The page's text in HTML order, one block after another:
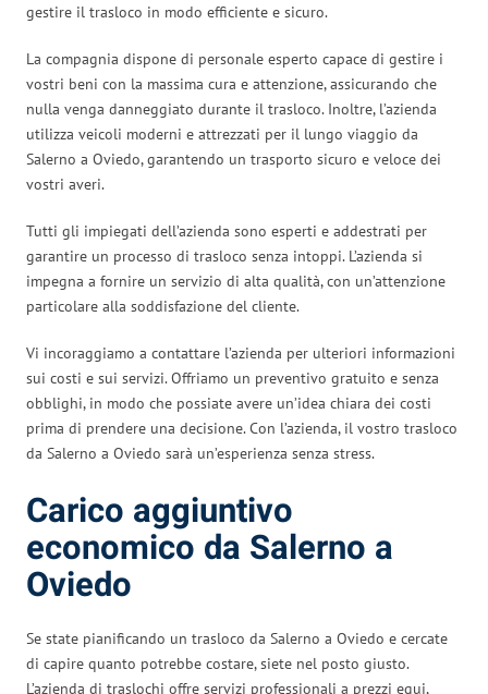
gestire il trasloco in modo efficiente e sicuro.
La compagnia dispone di personale esperto capace di gestire i
vostri beni con la massima cura e attenzione, assicurando che
nulla venga danneggiato durante il trasloco. Inoltre, l’azienda
utilizza veicoli moderni e attrezzati per il lungo viaggio da
Salerno a Oviedo, garantendo un trasporto sicuro e veloce dei
vostri averi.
Tutti gli impiegati dell’azienda sono esperti e addestrati per
garantire un processo di trasloco senza intoppi. L’azienda si
impegna a fornire un servizio di alta qualità, con un’attenzione
particolare alla soddisfazione del cliente.
Vi incoraggiamo a contattare l’azienda per ulteriori informazioni
sui costi e sui servizi. Offriamo un preventivo gratuito e senza
obblighi, in modo che possiate avere un’idea chiara dei costi
prima di prendere una decisione. Con l’azienda, il vostro trasloco
da Salerno a Oviedo sarà un’esperienza senza stress.
Carico aggiuntivo
economico da Salerno a
Oviedo
Se state pianificando un trasloco da Salerno a Oviedo e cercate
di capire quanto potrebbe costare, siete nel posto giusto.
L’azienda di traslochi offre servizi professionali a prezzi equi,